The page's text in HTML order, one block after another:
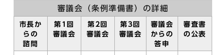
審議会（条例準備書）の詳細
市長か
らの
諮問
第1回
審議会
第2回
審議会
第3回
審議会
審議会
からの
答申
審査書
の公表